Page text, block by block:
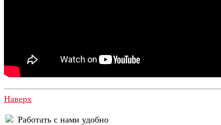
Наверх
Работать с нами удобно